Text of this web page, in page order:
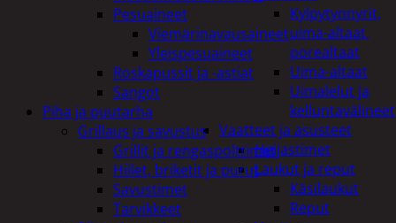
Kylpytynnyrit,
uima-altaat,
porealtaat
Uima-altaat
Uimalelut ja
kelluntavälineet
Vaatteet ja asusteet
Heijastimet
Laukut ja reput
Käsilaukut
Reput
Pesuaineet
Viemärinavausaineet
Yleispesuaineet
Roskapussit ja -astiat
Sangot
Piha ja puutarha
Grillaus ja savustus
Grillit ja rengaspolttimet
Hiilet, briketit ja purut
Savustimet
Tarvikkeet